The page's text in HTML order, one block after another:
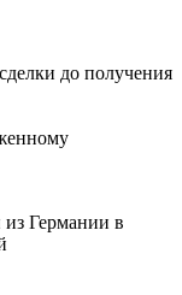
до получения
из Германии в